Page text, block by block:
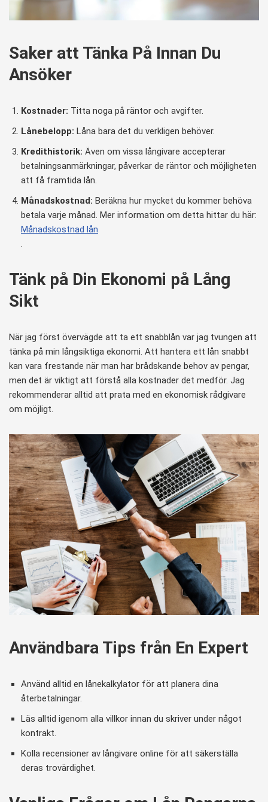
Saker att Tänka På Innan Du
Ansöker
Kostnader: Titta noga på räntor och avgifter.
Lånebelopp: Låna bara det du verkligen behöver.
Kredithistorik: Även om vissa långivare accepterar
betalningsanmärkningar, påverkar de räntor och möjligheten
att få framtida lån.
Månadskostnad: Beräkna hur mycket du kommer behöva
betala varje månad. Mer information om detta hittar du här:
Månadskostnad lån
.
Tänk på Din Ekonomi på Lång
Sikt
När jag först övervägde att ta ett snabblån var jag tvungen att
tänka på min långsiktiga ekonomi. Att hantera ett lån snabbt
kan vara frestande när man har brådskande behov av pengar,
men det är viktigt att förstå alla kostnader det medför. Jag
rekommenderar alltid att prata med en ekonomisk rådgivare
om möjligt.
Användbara Tips från En Expert
Använd alltid en lånekalkylator för att planera dina
återbetalningar.
Läs alltid igenom alla villkor innan du skriver under något
kontrakt.
Kolla recensioner av långivare online för att säkerställa
deras trovärdighet.